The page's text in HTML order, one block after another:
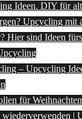
Ideen. DIY für
Upcycling mit
Hier sind Ideen
– Upcycling
für Weihnachten
wiederverwenden |